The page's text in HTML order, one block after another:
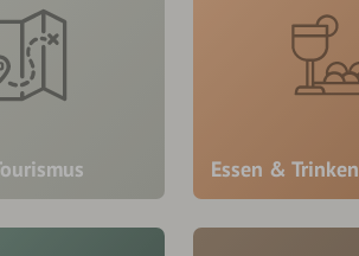
Essen & Trinken